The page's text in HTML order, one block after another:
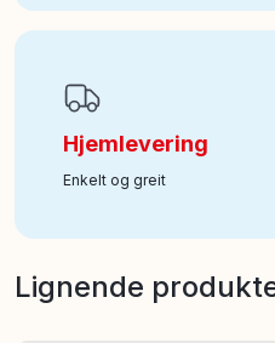
Hjemlevering
Enkelt og greit
Lignende